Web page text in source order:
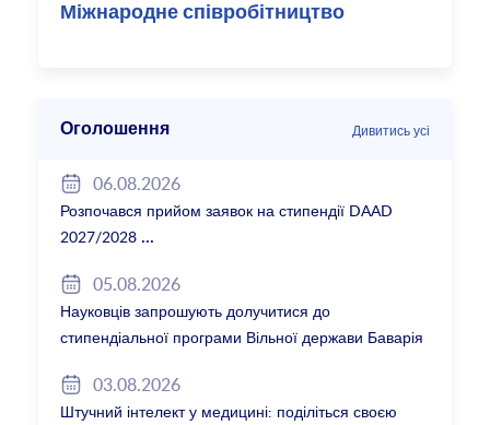
Міжнародне співробітництво
Оголошення Дивитись усі
06.08.2026
Розпочався прийом заявок на стипендії DAAD
2027/2028
05.08.2026
Науковців запрошують долучитися до
стипендіальної програми Вільної держави Баварія
03.08.2026
Штучний інтелект у медицині: поділіться своєю